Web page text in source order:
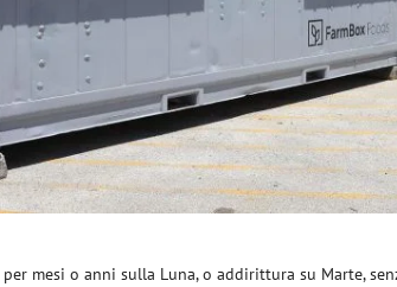
mesi o anni sulla Luna, o addirittura su Marte,